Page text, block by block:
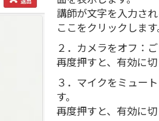
講師が文字を入力さ
ここをクリックします
２．カメラをオフ：
再度押すと、有効に切
３．マイクをミュー
す。
再度押すと、有効に切